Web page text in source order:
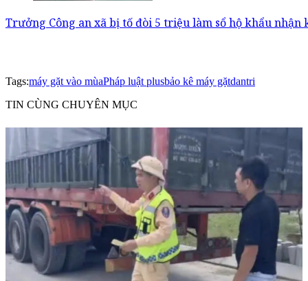
Trưởng Công an xã bị tố đòi 5 triệu làm sổ hộ khẩu nhận
Tags:máy gặt vào mùaPháp luật plusbảo kê máy gặtdantri
TIN CÙNG CHUYÊN MỤC